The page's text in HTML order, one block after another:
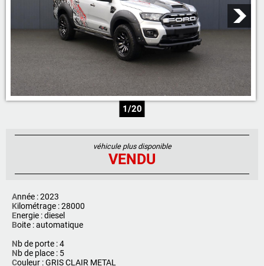
1/20
véhicule plus disponible
VENDU
Année : 2023
Kilométrage : 28000
Energie : diesel
Boite : automatique
Nb de porte : 4
Nb de place : 5
Couleur : GRIS CLAIR METAL